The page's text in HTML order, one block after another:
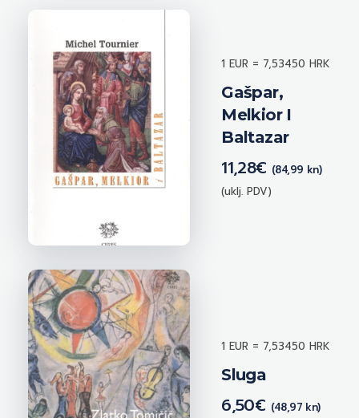
Gašpar,
Melkior I
Baltazar
11,28€ (84,99 kn)
(uklj. PDV)
1 EUR = 7,53450 HRK
Sluga
6,50€ (48,97 kn)
1 EUR = 7,53450 HRK